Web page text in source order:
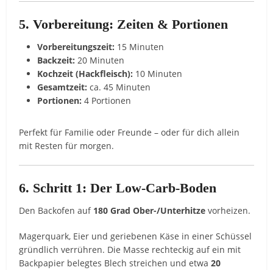
5. Vorbereitung: Zeiten & Portionen
Vorbereitungszeit: 15 Minuten
Backzeit: 20 Minuten
Kochzeit (Hackfleisch): 10 Minuten
Gesamtzeit: ca. 45 Minuten
Portionen: 4 Portionen
Perfekt für Familie oder Freunde – oder für dich allein
mit Resten für morgen.
6. Schritt 1: Der Low-Carb-Boden
Den Backofen auf 180 Grad Ober-/Unterhitze vorheizen.
Magerquark, Eier und geriebenen Käse in einer Schüssel
gründlich verrühren. Die Masse rechteckig auf ein mit
Backpapier belegtes Blech streichen und etwa20